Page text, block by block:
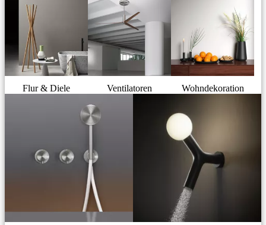
Flur & Diele Ventilatoren Wohndekoration